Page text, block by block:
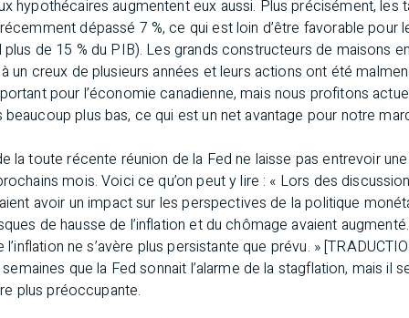
hypothécaires augmentent eux aussi. Plus précisément, les
dépassé 7 %, ce qui est loin d’être favorable pour
de 15 % du PIB). Les grands constructeurs de maisons
un creux de plusieurs années et leurs actions ont été
pour l’économie canadienne, mais nous profitons
plus bas, ce qui est un net avantage pour notre
la toute récente réunion de la Fed ne laisse pas entrevoir
mois. Voici ce qu’on peut y lire : « Lors des
avoir un impact sur les perspectives de la politique
de hausse de l’inflation et du chômage avaient
ne s’avère plus persistante que prévu. »
que la Fed sonnait l’alarme de la stagflation, mais il
plus préoccupante.